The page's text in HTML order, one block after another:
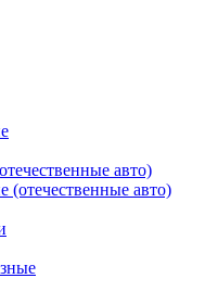
авто)
(отечественные авто)